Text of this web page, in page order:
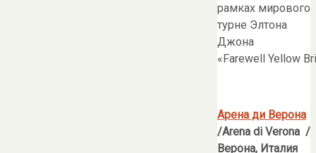
рамках мирового
турне Элтона
Джона
«Farewell Yellow
Арена ди Верона
/Arena di Verona /
Верона, Италия